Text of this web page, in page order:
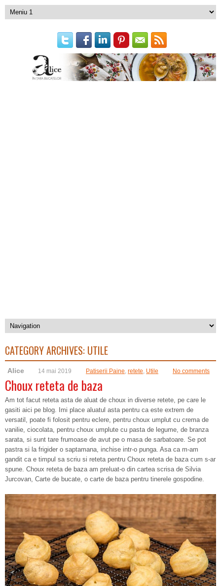
CATEGORY ARCHIVES: UTILE
Alice 14 mai 2019 Patiserii Paine, retete, Utile No comments
Choux reteta de baza
Am tot facut reteta asta de aluat de choux in diverse retete, pe care le
gasiti aici pe blog. Imi place aluatul asta pentru ca este extrem de
versatil, poate fi folosit pentru eclere, pentru choux umplut cu crema de
vanilie, ciocolata, pentru choux umplute cu pasta de legume, de branza
sarata, si sunt tare frumoase de avut pe o masa de sarbatoare. Se pot
pastra si la frigider o saptamana, inchise intr-o punga. Asa ca m-am
gandit ca e timpul sa scriu si reteta pentru Choux reteta de baza cum s-ar
spune. Choux reteta de baza am preluat-o din cartea scrisa de Silvia
Jurcovan, Carte de bucate, o carte de baza pentru tinerele gospodine.